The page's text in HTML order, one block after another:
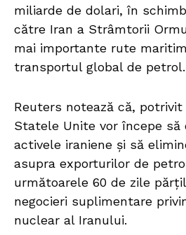
miliarde de dolari, în
către Iran a Strâmtorii
mai importante rute
transportul global de petrol.
Reuters notează că,
Statele Unite vor începe să
activele iraniene și să
asupra exporturilor de
următoarele 60 de zile
negocieri suplimentare
nuclear al Iranului.